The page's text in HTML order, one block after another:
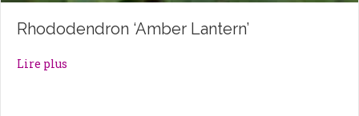
Rhododendron ‘Amber Lantern’
Lire plus